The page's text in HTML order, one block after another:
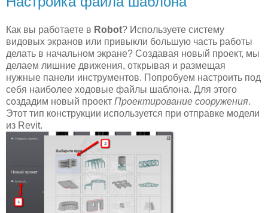
Как вы работаете в Robot? Используете систему
видовых экранов или привыкли большую часть работы
делать в начальном экране? Создавая новый проект, мы
делаем лишние движения, открывая и размещая
нужные панели инструментов. Попробуем настроить под
себя наиболее ходовые файлы шаблона. Для этого
создадим новый проект Проектирование сооружения.
Этот тип конструкции используется при отправке модели
из Revit.